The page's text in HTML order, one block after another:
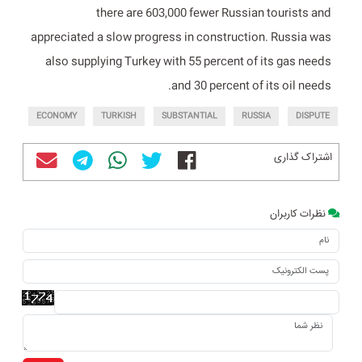
there are 603,000 fewer Russian tourists and
appreciated a slow progress in construction. Russia was
also supplying Turkey with 55 percent of its gas needs
and 30 percent of its oil needs.
DISPUTE
RUSSIA
SUBSTANTIAL
TURKISH
ECONOMY
اشتراک گذاری
نظرات کاربران